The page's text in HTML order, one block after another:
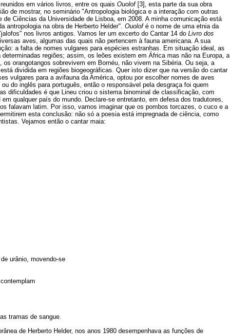
em vários livros, entre os quais Ouolof[3], esta parte da sua obra
de mostrar, no seminário "Antropologia biológica e a interação com outras
Ciências da Universidade de Lisboa, em 2008. A minha comunicação está
antropologia na obra de Herberto Helder". Ouolofé o nome de uma etnia da
nos livros antigos. Vamos ler um excerto do Cantar 14 do Livro dos
aves, algumas das quais não pertencem à fauna americana. A sua
a falta de nomes vulgares para espécies estranhas. Em situação ideal, as
regiões; assim, os leões existem em África mas não na Europa, a
orangotangos sobrevivem em Bornéu, não vivem na Sibéria. Ou seja, a
dividida em regiões biogeográficas. Quer isto dizer que na versão do cantar
vulgares para a avifauna da América, optou por escolher nomes de aves
do inglês para português, então o responsável pela desgraça foi quem
dificuldades é que Lineu criou o sistema binominal de classificação, com
qualquer país do mundo. Declare-se entretanto, em defesa dos tradutores,
falavam latim. Por isso, vamos imaginar que os pombos torcazes, o cuco e a
esta conclusão: não só a poesia está impregnada de ciência, como
Vejamos então o cantar maia:
urânio, movendo-se
tramas de sangue.
de Herberto Helder, nos anos 1980 desempenhava as funções de